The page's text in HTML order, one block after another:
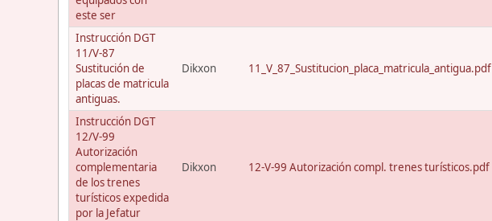
este ser
Instrucción DGT
11/V-87
Sustitución de
placas de matricula
antiguas.
Dikxon 11_V_87_Sustitucion_placa_matricula_antigua.pdf
Instrucción DGT
12/V-99
Autorización
complementaria
de los trenes
turísticos expedida
por la Jefatur
Dikxon 12-V-99 Autorización compl. trenes turísticos.pdf